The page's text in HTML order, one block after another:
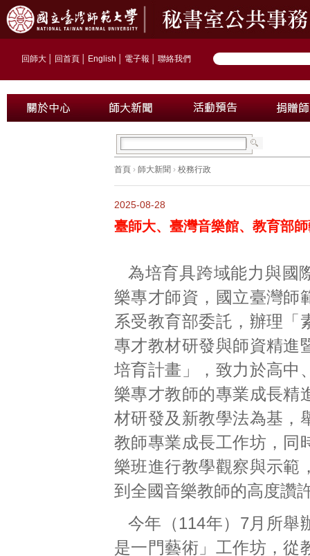
回師大 回首頁 English 電子報 聯絡我們
首頁 › 師大新聞 › 校務行政
2025-08-28
臺師大、臺灣音樂館、教育部
為培育具跨域能力與國
樂專才師資，國立臺灣師
系受教育部委託，辦理「
專才教材研發與師資精進
培育計畫」，致力於高中
樂專才教師的專業成長精
材研發及新教學法為基，
教師專業成長工作坊，同
樂班進行教學觀察與示範
到全國音樂教師的高度讚
今年（114年）7月所舉
是一門藝術」工作坊，從